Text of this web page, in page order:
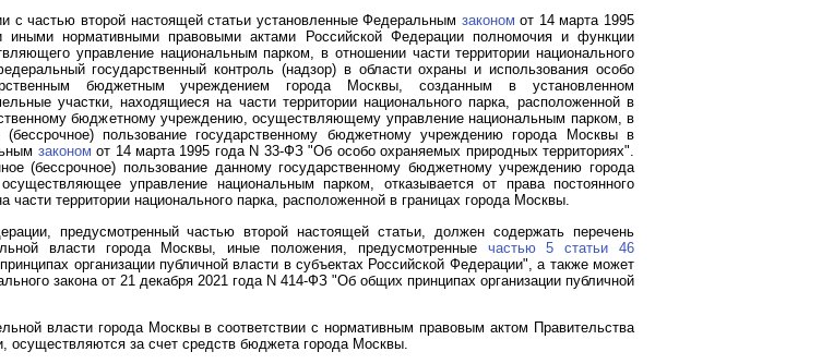
с частью второй настоящей статьи установленные Федеральным законом от 14 марта 1995
нормативными правовыми актами Российской Федерации полномочия и функции
управление национальным парком, в отношении части территории национального
государственный контроль (надзор) в области охраны и использования особо
бюджетным учреждением города Москвы, созданным в установленном
участки, находящиеся на части территории национального парка, расположенной в
бюджетному учреждению, осуществляющему управление национальным парком, в
пользование государственному бюджетному учреждению города Москвы в
законом от 14 марта 1995 года N 33-ФЗ "Об особо охраняемых природных территориях".
(бессрочное) пользование данному государственному бюджетному учреждению города
управление национальным парком, отказывается от права постоянного
территории национального парка, расположенной в границах города Москвы.
предусмотренный частью второй настоящей статьи, должен содержать перечень
власти города Москвы, иные положения, предусмотренные частью 5 статьи 46
организации публичной власти в субъектах Российской Федерации", а также может
закона от 21 декабря 2021 года N 414-ФЗ "Об общих принципах организации публичной
власти города Москвы в соответствии с нормативным правовым актом Правительства
осуществляются за счет средств бюджета города Москвы.